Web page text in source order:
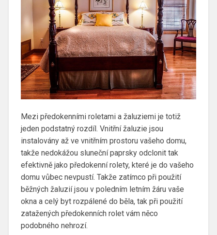
Mezi předokenními roletami a žaluziemi je totiž
jeden podstatný rozdíl. Vnitřní žaluzie jsou
instalovány až ve vnitřním prostoru vašeho domu,
takže nedokážou sluneční paprsky odclonit tak
efektivně jako předokenní rolety, které je do vašeho
domu vůbec nevpustí. Takže zatímco při použití
běžných žaluzií jsou v poledním letním žáru vaše
okna a celý byt rozpálené do běla, tak při použití
zatažených předokenních rolet vám něco
podobného nehrozí.